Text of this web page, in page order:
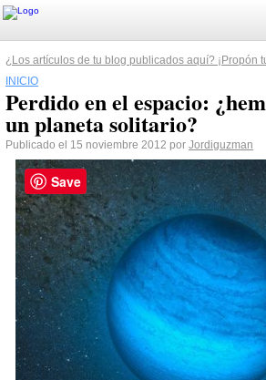
¿Los artículos de tu blog publicados aquí? ¡Propón
INICIO
Perdido en el espacio:
un planeta solitario?
Publicado el 15 noviembre 2012 por Jordiguzman
Save